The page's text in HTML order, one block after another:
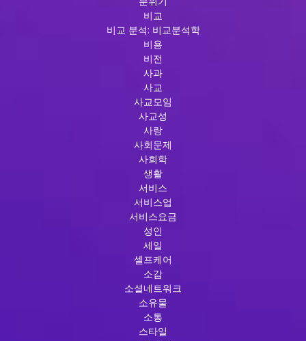
비교
비교 분석: 비교분석학
비용
비전
사과
사교
사교모임
사교성
사랑
사회문제
사회학
생활
서비스
서비스업
서비스요금
성인
세일
셀프케어
소감
소셜네트워크
소유물
소통
스타일